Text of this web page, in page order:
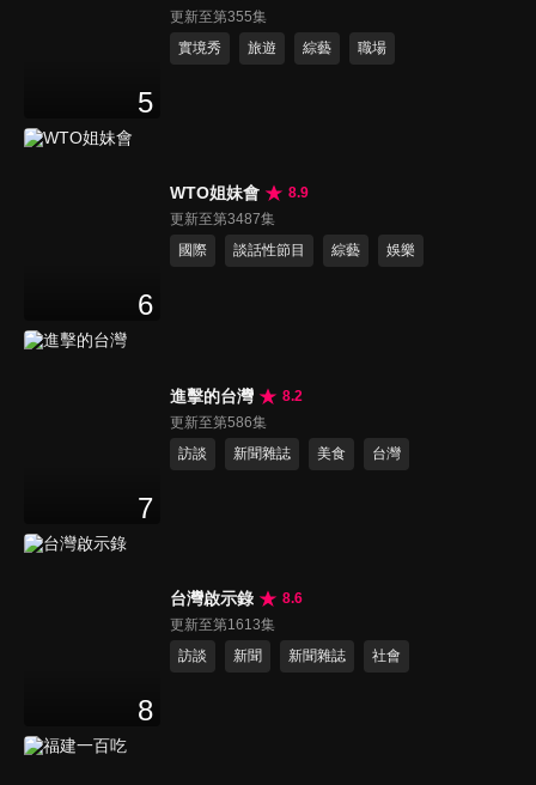
5
更新至第355集
實境秀
旅遊 綜藝 職場
6
WTO姐妹會
8.9
更新至第3487集
國際
談話性節目 綜藝 娛樂
7
進擊的台灣
8.2
更新至第586集
訪談
新聞雜誌 美食 台灣
8
台灣啟示錄
8.6
更新至第1613集
訪談
新聞 新聞雜誌 社會